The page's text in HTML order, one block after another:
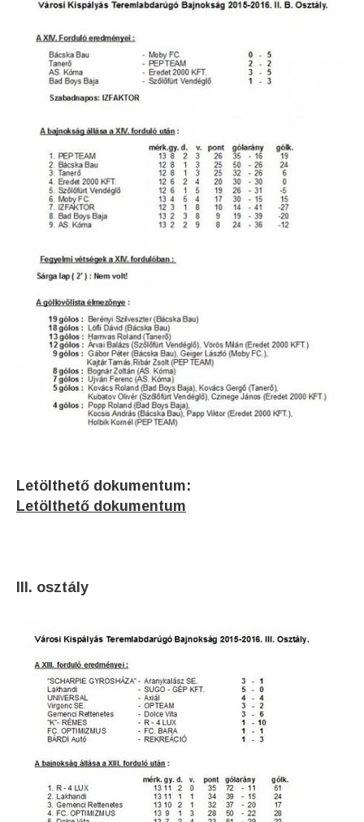
Letölthető dokumentum:
Letölthető dokumentum
III. osztály